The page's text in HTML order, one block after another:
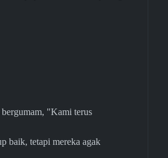
"Kami terus
baik, tetapi mereka agak